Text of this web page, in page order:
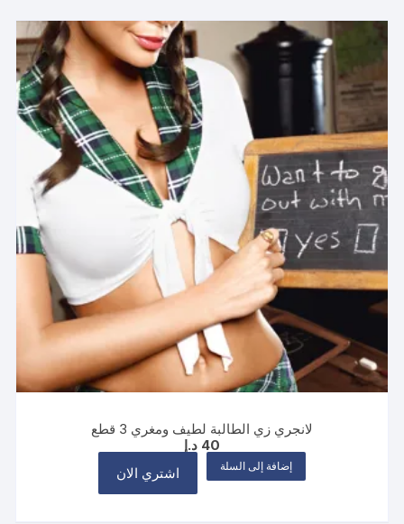
لانجري زي الطالبة لطيف ومغري 3 قطع
40 د.إ
إضافة إلى السلة اشتري الان